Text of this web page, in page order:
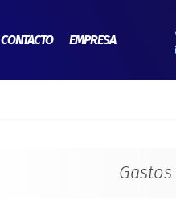
CONTACTO EMPRESA
6004.2RSH/C3